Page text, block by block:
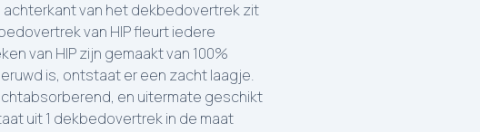
van het dekbedovertrek zit
van HIP fleurt iedere
van HIP zijn gemaakt van 100%
is, ontstaat er een zacht laagje.
en uitermate geschikt
uit 1 dekbedovertrek in de maat